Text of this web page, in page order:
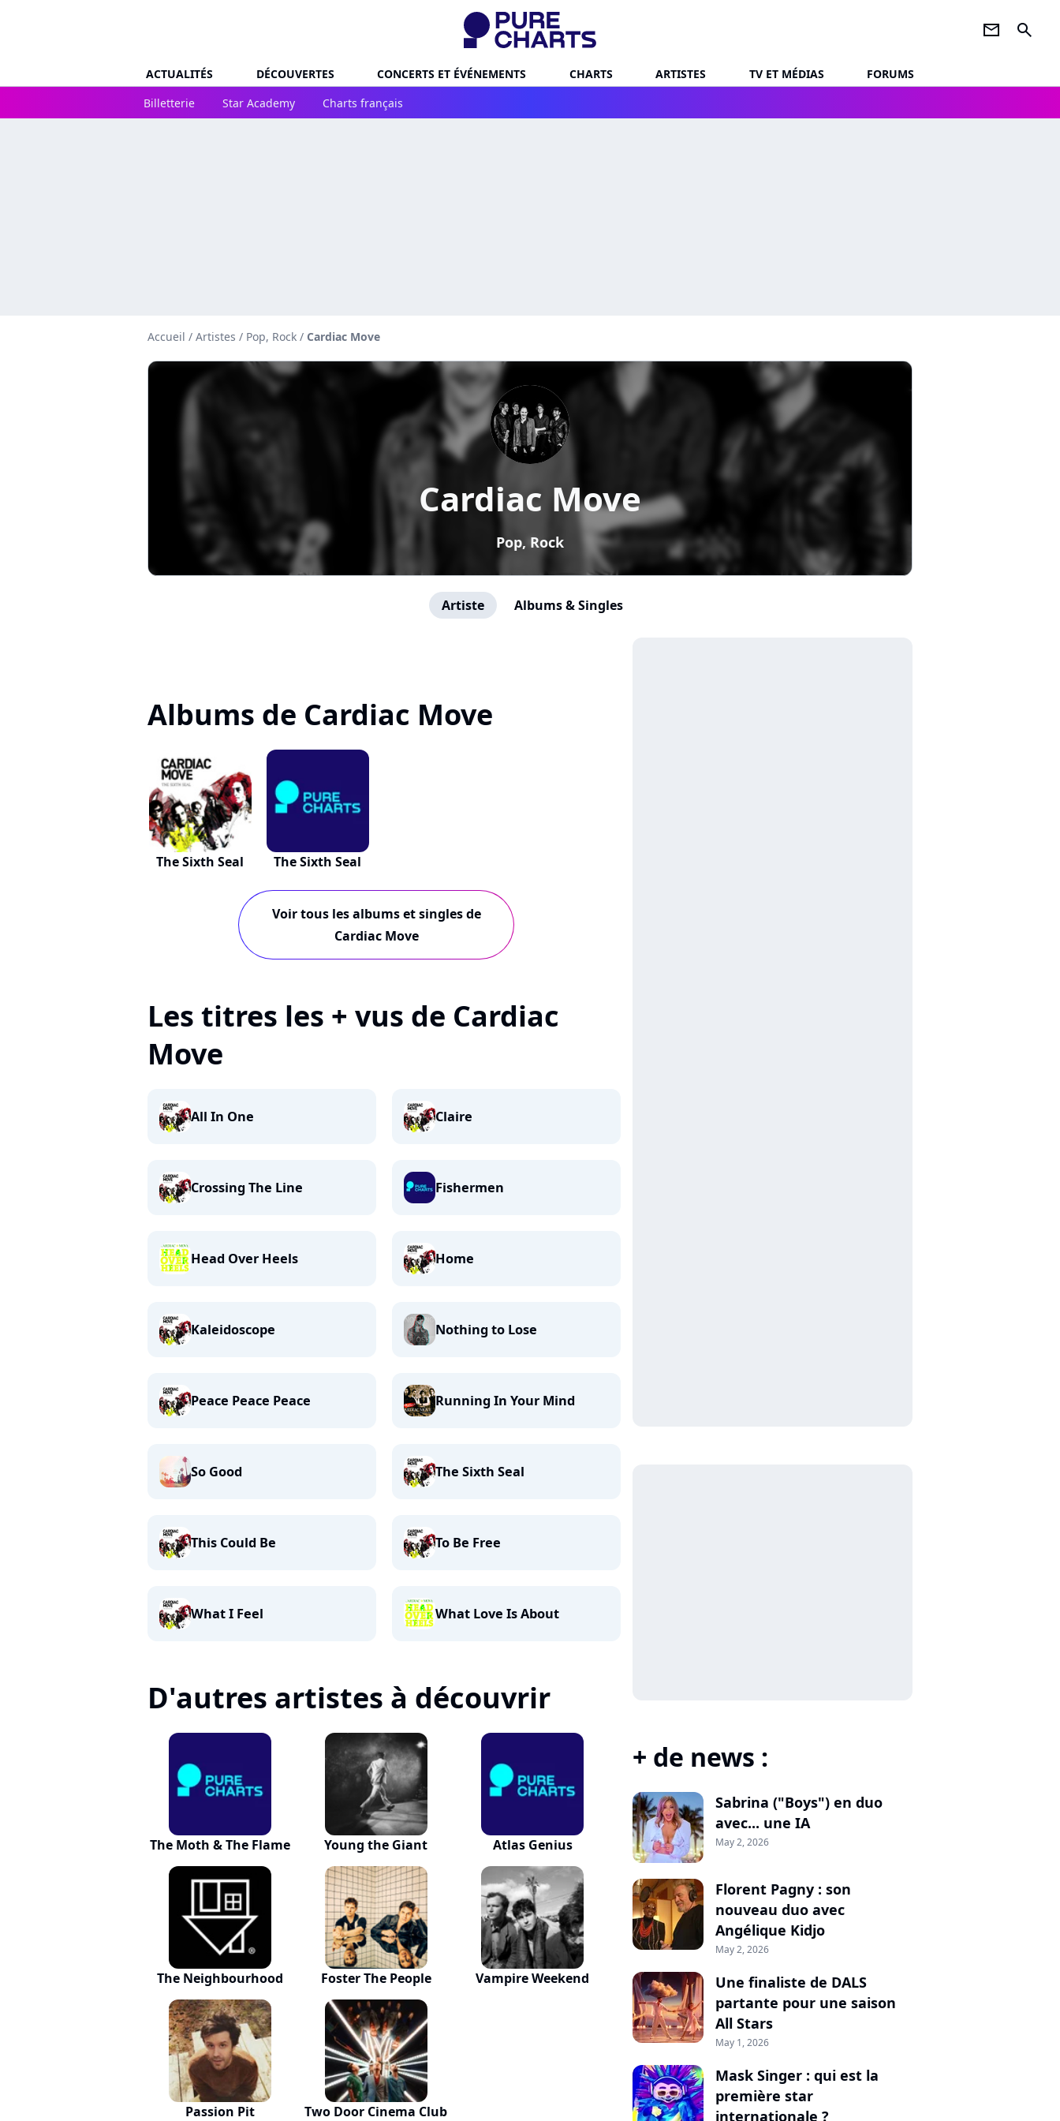
newsletter search
ACTUALITÉS DÉCOUVERTES CONCERTS ET ÉVÉNEMENTS CHARTS ARTISTES TV ET MÉDIAS
FORUMS
Billetterie
Star Academy Charts français
Accueil / Artistes / Pop, Rock / Cardiac Move
Cardiac Move
Pop, Rock
Artiste Albums & Singles
Albums de Cardiac Move
The Sixth Seal The Sixth Seal
Voir tous les albums et singles de
Cardiac Move
Les titres les + vus de Cardiac
Move
All In One Claire
Crossing The Line Fishermen
Head Over Heels Home
Kaleidoscope Nothing to Lose
Peace Peace Peace Running In Your Mind
So Good The Sixth Seal
This Could Be To Be Free
What I Feel What Love Is About
D'autres artistes à découvrir
The Moth & The Flame Young the Giant Atlas Genius
The Neighbourhood Foster The People Vampire Weekend
Passion Pit Two Door Cinema Club
+ de news :
Sabrina ("Boys") en duo
avec... une IA
May 2, 2026
Florent Pagny : son
nouveau duo avec
Angélique Kidjo
May 2, 2026
Une finaliste de DALS
partante pour une saison
All Stars
May 1, 2026
Mask Singer : qui est la
première star
internationale ?